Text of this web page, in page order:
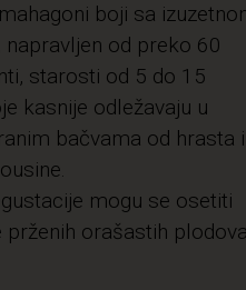
boji sa
od preko 60
starosti od 5 do 15
kasnije odležavaju u
bačvama od hrasta
mogu se osetiti
orašastih